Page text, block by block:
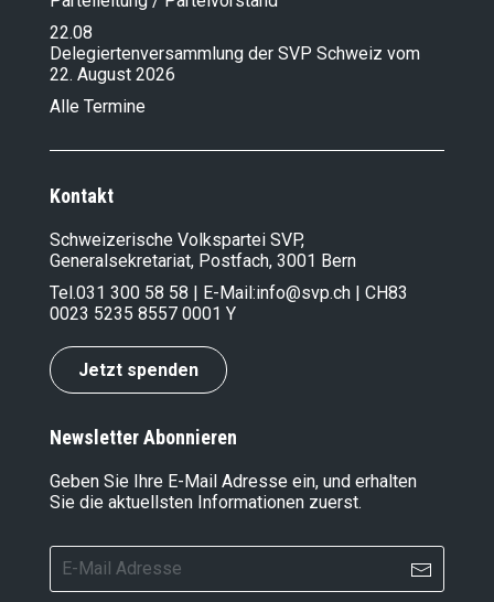
22.08
Delegiertenversammlung der SVP Schweiz vom
22. August 2026
Alle Termine
Kontakt
Schweizerische Volkspartei SVP,
Generalsekretariat, Postfach, 3001 Bern
Tel.031 300 58 58 | E-Mail:info@svp.ch | CH83
0023 5235 8557 0001 Y
Jetzt spenden
Newsletter Abonnieren
Geben Sie Ihre E-Mail Adresse ein, und erhalten
Sie die aktuellsten Informationen zuerst.